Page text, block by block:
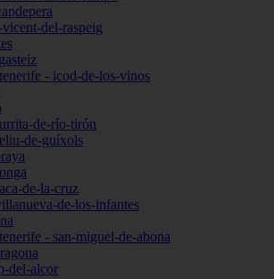
del-raspeig
- icod-de-los-vinos
de-río-tirón
de-guíxols
de-la-cruz
de-los-infantes
- san-miguel-de-abona
del-alcor